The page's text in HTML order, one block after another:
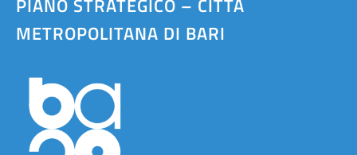
PIANO STRATEGICO – CITTÀ
METROPOLITANA DI BARI